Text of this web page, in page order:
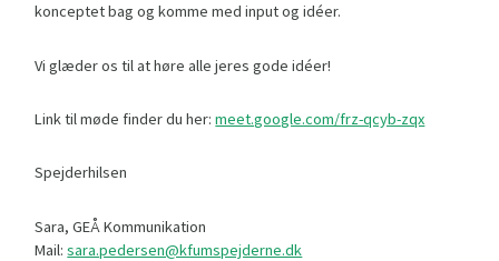
konceptet bag og komme med input og idéer.
Vi glæder os til at høre alle jeres gode idéer!
Link til møde finder du her:meet.google.com/frz-qcyb-zqx
Spejderhilsen
Sara, GEÅ Kommunikation
Mail:sara.pedersen@kfumspejderne.dk